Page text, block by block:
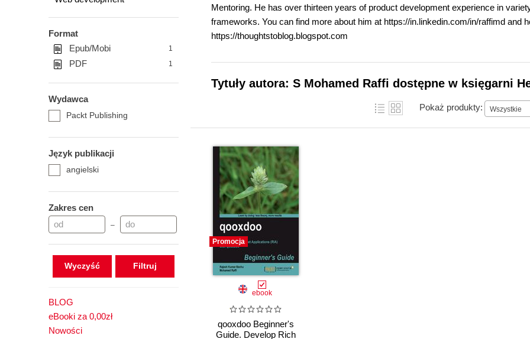
Format
Epub/Mobi
1
PDF 1
Wydawca
Packt Publishing
Język publikacji
angielski
Zakres cen
–
Wyczyść
BLOG
eBooki za 0,00zł
Nowości
Mentoring. He has over thirteen years of product development experience in
frameworks. You can find more about him at https://in.linkedin.com/in/raffimd and
https://thoughtstoblog.blogspot.com
Tytuły autora: S Mohamed Raffi dostępne w księgarni
Pokaż produkty: Wszystkie
Promocja
ebook
qooxdoo Beginner's
Guide. Develop Rich